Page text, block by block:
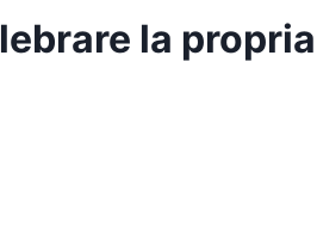
la propria